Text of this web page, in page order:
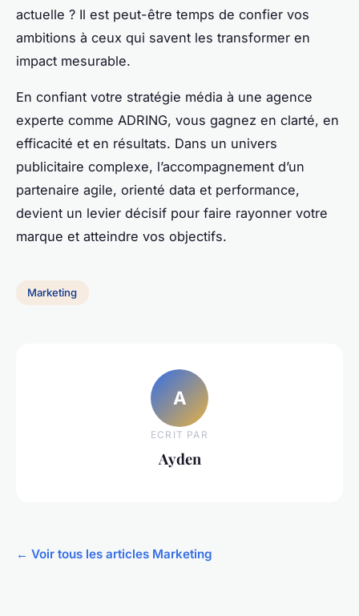
actuelle ? Il est peut-être temps de confier vos
ambitions à ceux qui savent les transformer en
impact mesurable.
En confiant votre stratégie média à une agence
experte comme ADRING, vous gagnez en clarté, en
efficacité et en résultats. Dans un univers
publicitaire complexe, l’accompagnement d’un
partenaire agile, orienté data et performance,
devient un levier décisif pour faire rayonner votre
marque et atteindre vos objectifs.
Marketing
A
ECRIT PAR
Ayden
← Voir tous les articles Marketing